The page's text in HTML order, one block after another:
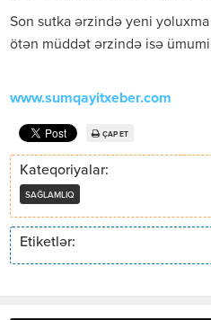
Son sutka ərzində yeni
ötən müddət ərzində isə
www.sumqayitxeber.com
ÇAP ET
Kateqoriyalar:
SAĞLAMLIQ
Etiketlər: